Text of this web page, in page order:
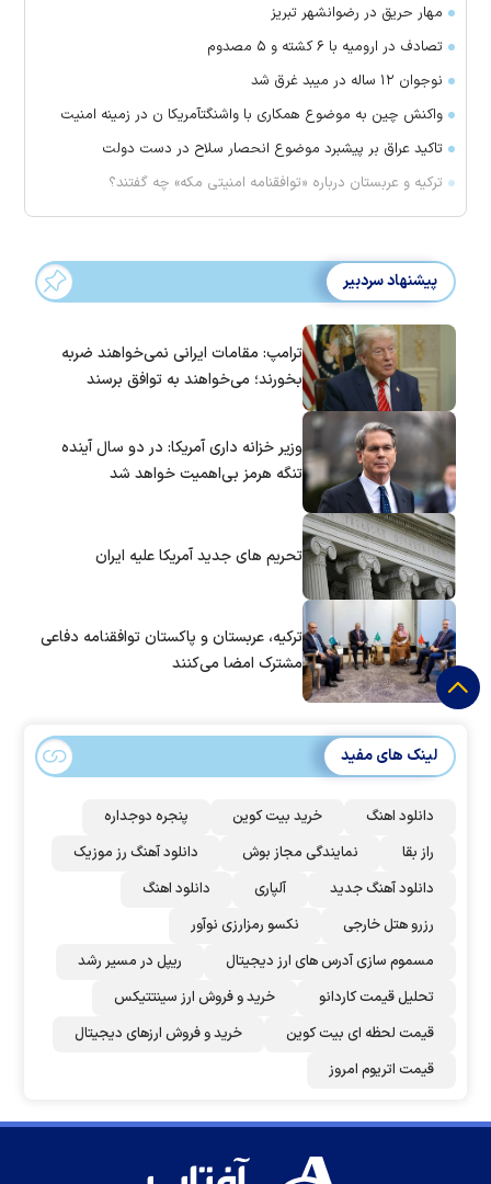
مهار حریق در رضوانشهر تبریز
تصادف در ارومیه با ۶ کشته و ۵ مصدوم
نوجوان ۱۲ ساله در میبد غرق شد
واکنش چین به موضوع همکاری با واشنگتآمریکا ن در زمینه امنیت
تاکید عراق بر پیشبرد موضوع انحصار سلاح در دست دولت
ترکیه و عربستان درباره «توافقنامه امنیتی مکه» چه گفتند؟
پیشنهاد سردبیر
ترامپ: مقامات ایرانی نمی‌خواهند ضربه
بخورند؛ می‌خواهند به توافق برسند
وزیر خزانه داری آمریکا: در دو سال آینده
تنگه هرمز بی‌اهمیت خواهد شد
تحریم های جدید آمریکا علیه ایران
ترکیه، عربستان و پاکستان توافقنامه دفاعی
مشترک امضا می‌کنند
لینک های مفید
دانلود اهنگ خرید بیت کوین
پنجره دوجداره
راز بقا
نمایندگی مجاز بوش
دانلود آهنگ رز‌ موزیک
دانلود آهنگ جدید
آلپاری
دانلود اهنگ
رزرو هتل خارجی
نکسو رمزارزی نوآور
مسموم سازی آدرس های ارز دیجیتال
ریپل در مسیر رشد
تحلیل قیمت کاردانو
خرید و فروش ارز سینتتیکس
قیمت لحظه ای بیت کوین
خرید و فروش ارزهای دیجیتال
قیمت اتریوم امروز